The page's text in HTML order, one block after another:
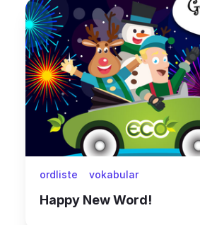
ordliste vokabular
Happy New Word!